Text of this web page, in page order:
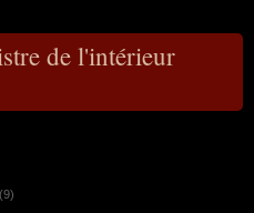
de l'intérieur
(9)